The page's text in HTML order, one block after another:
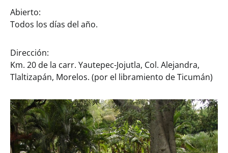
Abierto:
Todos los días del año.
Dirección:
Km. 20 de la carr. Yautepec-Jojutla, Col. Alejandra,
Tlaltizapán, Morelos. (por el libramiento de Ticumán)